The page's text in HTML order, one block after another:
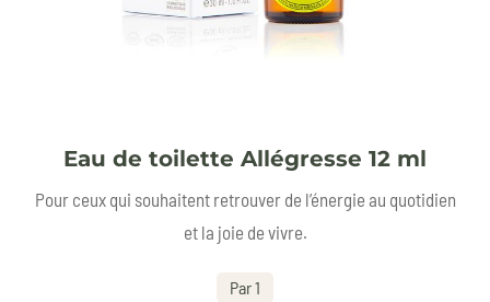
Eau de toilette Allégresse 12 ml
Pour ceux qui souhaitent retrouver de l’énergie au quotidien
et la joie de vivre.
Par 1